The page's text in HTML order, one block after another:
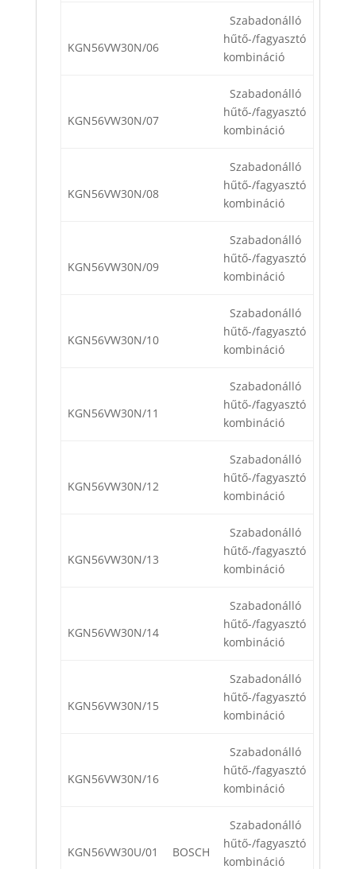
KGN56VW30N/06
Szabadonálló
hűtő-/fagyasztó
kombináció
KGN56VW30N/07
Szabadonálló
hűtő-/fagyasztó
kombináció
KGN56VW30N/08
Szabadonálló
hűtő-/fagyasztó
kombináció
KGN56VW30N/09
Szabadonálló
hűtő-/fagyasztó
kombináció
KGN56VW30N/10
Szabadonálló
hűtő-/fagyasztó
kombináció
KGN56VW30N/11
Szabadonálló
hűtő-/fagyasztó
kombináció
KGN56VW30N/12
Szabadonálló
hűtő-/fagyasztó
kombináció
KGN56VW30N/13
Szabadonálló
hűtő-/fagyasztó
kombináció
KGN56VW30N/14
Szabadonálló
hűtő-/fagyasztó
kombináció
KGN56VW30N/15
Szabadonálló
hűtő-/fagyasztó
kombináció
KGN56VW30N/16
Szabadonálló
hűtő-/fagyasztó
kombináció
KGN56VW30U/01 BOSCH
Szabadonálló
hűtő-/fagyasztó
kombináció